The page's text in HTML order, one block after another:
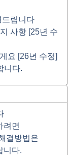
드립니다
사항 [25년 수
요 [26년 수정]
니다.
려면
결방법은
니다.